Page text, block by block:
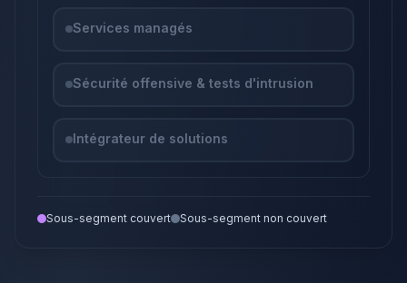
Services managés
Sécurité offensive & tests d'intrusion
Intégrateur de solutions
Sous-segment couvert Sous-segment non couvert